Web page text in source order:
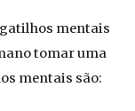
gatilhos mentais
tomar uma
mentais são: